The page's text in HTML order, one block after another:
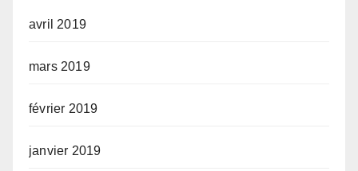
avril 2019
mars 2019
février 2019
janvier 2019